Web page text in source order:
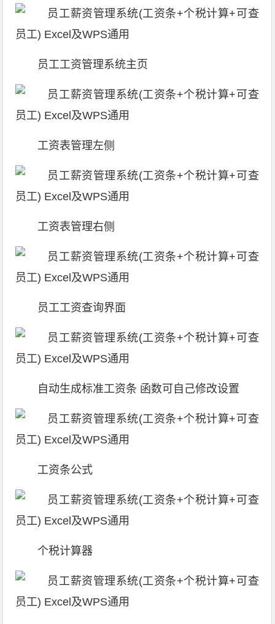
员工工资管理系统主页
工资表管理左侧
工资表管理右侧
员工工资查询界面
自动生成标准工资条 函数可自己修改设置
工资条公式
个税计算器